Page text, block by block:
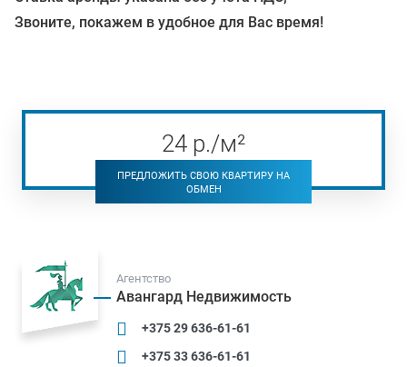
Звоните, покажем в удобное для Вас время!
24 р./м²
ПРЕДЛОЖИТЬ СВОЮ КВАРТИРУ НА
ОБМЕН
Агентство
Авангард Недвижимость
+375 29 636-61-61
+375 33 636-61-61